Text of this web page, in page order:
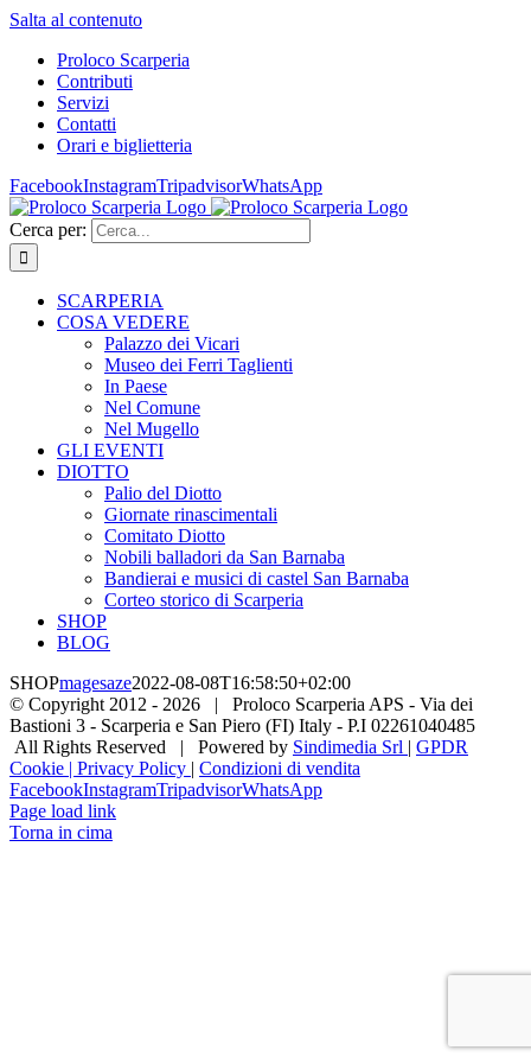
Salta al contenuto
Proloco Scarperia
Contributi
Servizi
Contatti
Orari e biglietteria
FacebookInstagramTripadvisorWhatsApp
Cerca per:
SCARPERIA
COSA VEDERE
Palazzo dei Vicari
Museo dei Ferri Taglienti
In Paese
Nel Comune
Nel Mugello
GLI EVENTI
DIOTTO
Palio del Diotto
Giornate rinascimentali
Comitato Diotto
Nobili balladori da San Barnaba
Bandierai e musici di castel San Barnaba
Corteo storico di Scarperia
SHOP
BLOG
SHOPmagesaze2022-08-08T16:58:50+02:00
© Copyright 2012 - 2026 | Proloco Scarperia APS - Via dei
Bastioni 3 - Scarperia e San Piero (FI) Italy - P.I 02261040485
All Rights Reserved | Powered by Sindimedia Srl | GPDR
Cookie | Privacy Policy | Condizioni di vendita
FacebookInstagramTripadvisorWhatsApp
Page load link
Torna in cima